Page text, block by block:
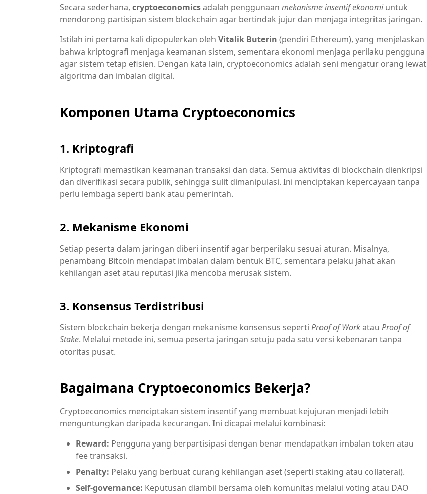
Secara sederhana, cryptoeconomicsadalah penggunaan mekanisme insentif ekonomiuntuk
mendorong partisipan sistem blockchain agar bertindak jujur dan menjaga integritas jaringan.
Istilah ini pertama kali dipopulerkan oleh Vitalik Buterin (pendiri Ethereum), yang menjelaskan
bahwa kriptografi menjaga keamanan sistem, sementara ekonomi menjaga perilaku pengguna
agar sistem tetap efisien. Dengan kata lain, cryptoeconomics adalah seni mengatur orang lewat
algoritma dan imbalan digital.
Komponen Utama Cryptoeconomics
1. Kriptografi
Kriptografi memastikan keamanan transaksi dan data. Semua aktivitas di blockchain dienkripsi
dan diverifikasi secara publik, sehingga sulit dimanipulasi. Ini menciptakan kepercayaan tanpa
perlu lembaga seperti bank atau pemerintah.
2. Mekanisme Ekonomi
Setiap peserta dalam jaringan diberi insentif agar berperilaku sesuai aturan. Misalnya,
penambang Bitcoin mendapat imbalan dalam bentuk BTC, sementara pelaku jahat akan
kehilangan aset atau reputasi jika mencoba merusak sistem.
3. Konsensus Terdistribusi
Sistem blockchain bekerja dengan mekanisme konsensus seperti Proof of Workatau Proof of
Stake. Melalui metode ini, semua peserta jaringan setuju pada satu versi kebenaran tanpa
otoritas pusat.
Bagaimana Cryptoeconomics Bekerja?
Cryptoeconomics menciptakan sistem insentif yang membuat kejujuran menjadi lebih
menguntungkan daripada kecurangan. Ini dicapai melalui kombinasi:
Reward: Pengguna yang berpartisipasi dengan benar mendapatkan imbalan token atau
fee transaksi.
Penalty: Pelaku yang berbuat curang kehilangan aset (seperti staking atau collateral).
Self-governance: Keputusan diambil bersama oleh komunitas melalui voting atau DAO